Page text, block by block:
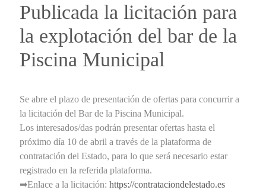
Publicada la licitación para
la explotación del bar de la
Piscina Municipal
Se abre el plazo de presentación de ofertas para concurrir a
la licitación del Bar de la Piscina Municipal.
Los interesados/das podrán presentar ofertas hasta el
próximo día 10 de abril a través de la plataforma de
contratación del Estado, para lo que será necesario estar
registrado en la referida plataforma.
➡Enlace a la licitación: https://contrataciondelestado.es